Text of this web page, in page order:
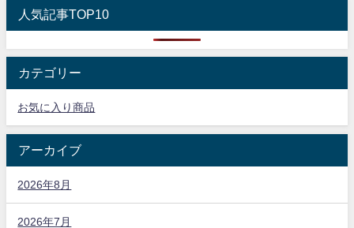
人気記事TOP10
カテゴリー
お気に入り商品
アーカイブ
2026年8月
2026年7月